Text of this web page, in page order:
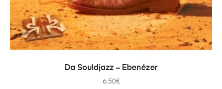
ADD TO CART
Da Souldjazz – Ebenézer
6.50€